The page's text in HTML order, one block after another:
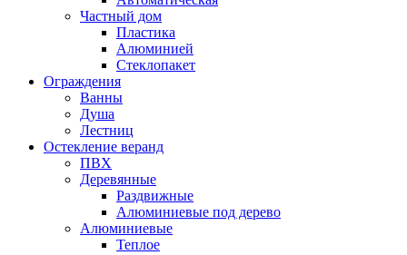
Частный дом
Пластика
Алюминией
Стеклопакет
Ограждения
Ванны
Душа
Лестниц
Остекление веранд
ПВХ
Деревянные
Раздвижные
Алюминиевые под дерево
Алюминиевые
Теплое